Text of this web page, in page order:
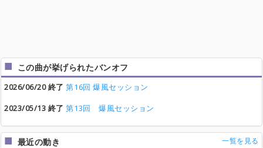
この曲が挙げられたバンオフ
2026/06/20 終了 第16回 爆風セッション
2023/05/13 終了 第13回 爆風セッション
最近の動き 一覧を見る